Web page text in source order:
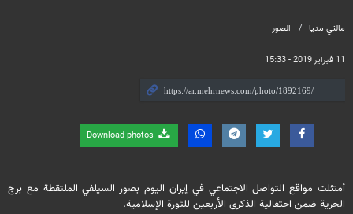
مالتي مدیا الصور
11 فبراير 2019 - 15:33
أمتئلت مواقع التواصل الاجتماعي في إيران اليوم بصور السيلفي الملتقطة مع برج
الحرية ضمن احتفالية الذكرى الأربعين للثورة الإسلامية.